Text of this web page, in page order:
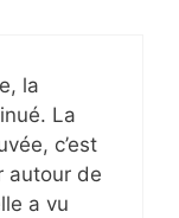
la
La
c’est
autour de
a vu